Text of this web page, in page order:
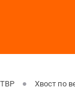
Хвост по